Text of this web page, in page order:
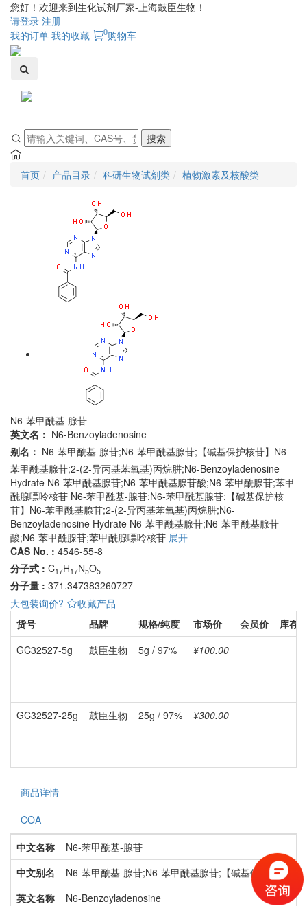
您好！欢迎来到生化试剂厂家-上海鼓臣生物！
请登录 注册
我的订单 我的收藏 0购物车
搜索
首页 产品目录 科研生物试剂类 植物激素及核酸类
N6-苯甲酰基-腺苷
英文名： N6-Benzoyladenosine
别名： N6-苯甲酰基-腺苷;N6-苯甲酰基腺苷;【碱基保护核苷】N6-
苯甲酰基腺苷;2-(2-异丙基苯氧基)丙烷肼;N6-Benzoyladenosine
Hydrate N6-苯甲酰基腺苷;N6-苯甲酰基腺苷酸;N6-苯甲酰腺苷;苯甲
酰腺嘌呤核苷 N6-苯甲酰基-腺苷;N6-苯甲酰基腺苷;【碱基保护核
苷】N6-苯甲酰基腺苷;2-(2-异丙基苯氧基)丙烷肼;N6-
Benzoyladenosine Hydrate N6-苯甲酰基腺苷;N6-苯甲酰基腺苷
酸;N6-苯甲酰腺苷;苯甲酰腺嘌呤核苷 展开
CAS No. : 4546-55-8
分子式 : C17H17N5O5
分子量 : 371.347383260727
大包装询价?
收藏产品
货号
品牌 规格/纯度 市场价 会员价
库存
GC32527-5g
鼓臣生物 5g / 97% ¥100.00
GC32527-25g 鼓臣生物 25g / 97% ¥300.00
商品详情
COA
中文名称
N6-苯甲酰基-腺苷
中文别名
N6-苯甲酰基-腺苷;N6-苯甲酰基腺苷;【碱基保护核苷
英文名称
N6-Benzoyladenosine